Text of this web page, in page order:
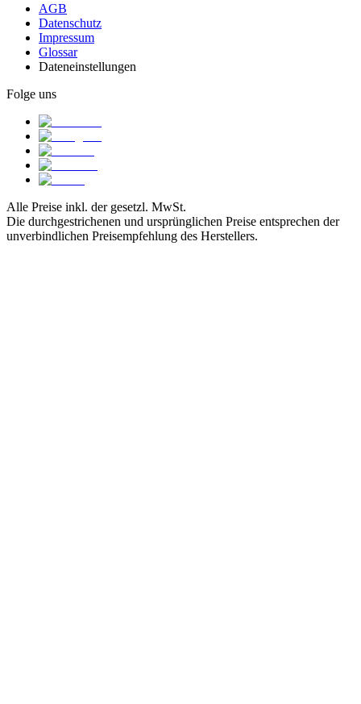
AGB
Datenschutz
Impressum
Glossar
Dateneinstellungen
Folge uns
Alle Preise inkl. der gesetzl. MwSt.
Die durchgestrichenen und ursprünglichen Preise entsprechen der
unverbindlichen Preisempfehlung des Herstellers.